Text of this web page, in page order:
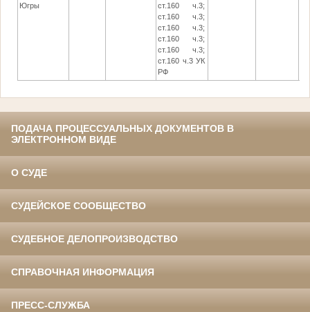
Югры
ст.160 ч.3;
ст.160 ч.3;
ст.160 ч.3;
ст.160 ч.3;
ст.160 ч.3;
ст.160 ч.3 УК
РФ
ПОДАЧА ПРОЦЕССУАЛЬНЫХ ДОКУМЕНТОВ В
ЭЛЕКТРОННОМ ВИДЕ
О СУДЕ
СУДЕЙСКОЕ СООБЩЕСТВО
СУДЕБНОЕ ДЕЛОПРОИЗВОДСТВО
СПРАВОЧНАЯ ИНФОРМАЦИЯ
ПРЕСС-СЛУЖБА